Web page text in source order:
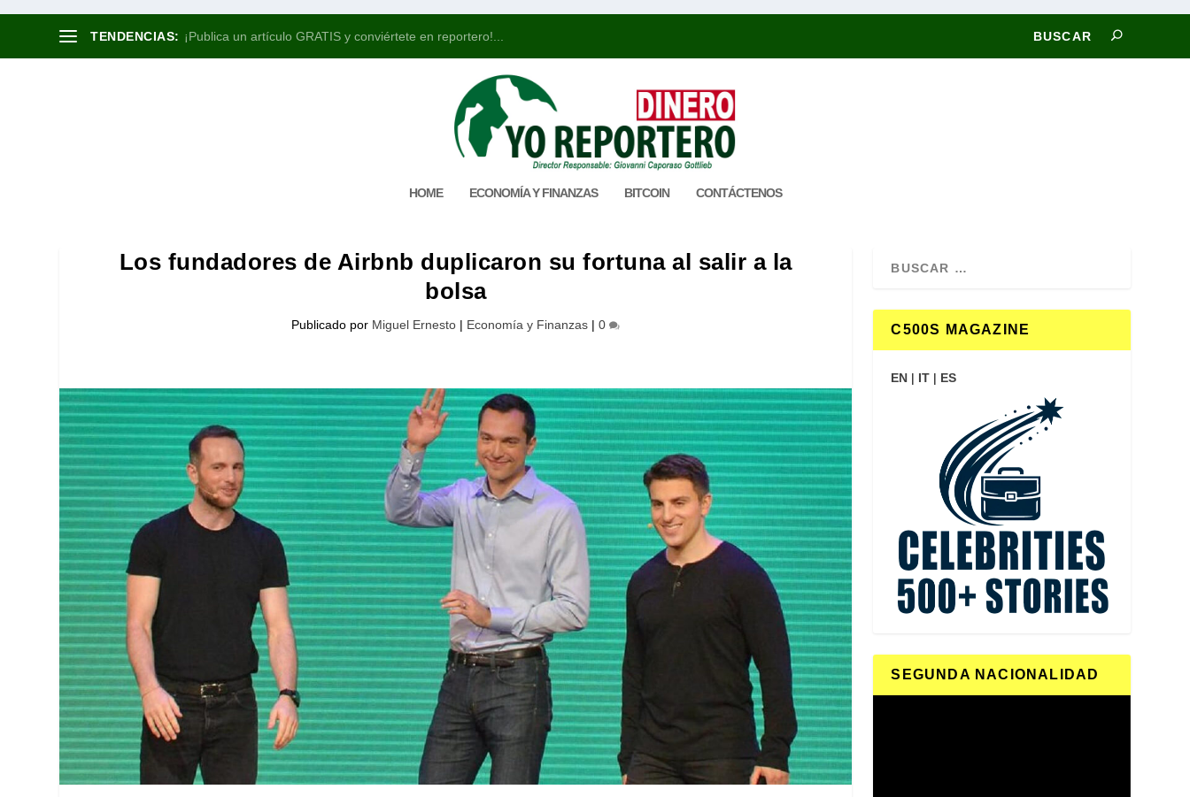
TENDENCIAS: ¡Publica un artículo GRATIS y conviértete en reportero!...
HOME ECONOMÍA Y FINANZAS BITCOIN CONTÁCTENOS
Los fundadores de Airbnb duplicaron su fortuna al salir a la
bolsa
Publicado por Miguel Ernesto | Economía y Finanzas |0 C500S MAGAZINE
EN | IT | ES
SEGUNDA NACIONALIDAD